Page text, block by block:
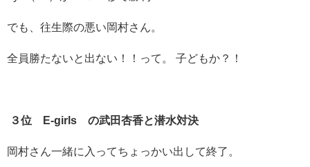
でも、往生際の悪い岡村さん。
全員勝たないと出ない！！って。 子どもか？！
３位 E-girls の武田杏香と潜水対決
岡村さん一緒に入ってちょっかい出して終了。